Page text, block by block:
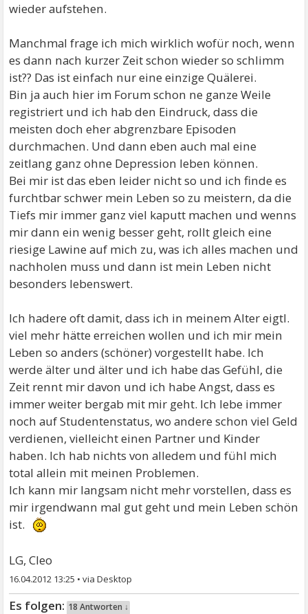
wieder aufstehen.
Manchmal frage ich mich wirklich wofür noch, wenn
es dann nach kurzer Zeit schon wieder so schlimm
ist?? Das ist einfach nur eine einzige Quälerei.
Bin ja auch hier im Forum schon ne ganze Weile
registriert und ich hab den Eindruck, dass die
meisten doch eher abgrenzbare Episoden
durchmachen. Und dann eben auch mal eine
zeitlang ganz ohne Depression leben können.
Bei mir ist das eben leider nicht so und ich finde es
furchtbar schwer mein Leben so zu meistern, da die
Tiefs mir immer ganz viel kaputt machen und wenns
mir dann ein wenig besser geht, rollt gleich eine
riesige Lawine auf mich zu, was ich alles machen und
nachholen muss und dann ist mein Leben nicht
besonders lebenswert.
Ich hadere oft damit, dass ich in meinem Alter eigtl.
viel mehr hätte erreichen wollen und ich mir mein
Leben so anders (schöner) vorgestellt habe. Ich
werde älter und älter und ich habe das Gefühl, die
Zeit rennt mir davon und ich habe Angst, dass es
immer weiter bergab mit mir geht. Ich lebe immer
noch auf Studentenstatus, wo andere schon viel Geld
verdienen, vielleicht einen Partner und Kinder
haben. Ich hab nichts von alledem und fühl mich
total allein mit meinen Problemen.
Ich kann mir langsam nicht mehr vorstellen, dass es
mir irgendwann mal gut geht und mein Leben schön
ist.
LG, Cleo
16.04.2012 13:25 •
18 Antworten ↓